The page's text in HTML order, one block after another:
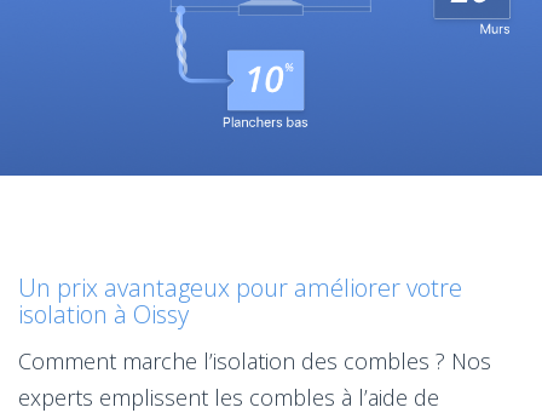
Un prix avantageux pour améliorer votre
isolation à Oissy
Comment marche l’isolation des combles ? Nos
experts emplissent les combles à l’aide de